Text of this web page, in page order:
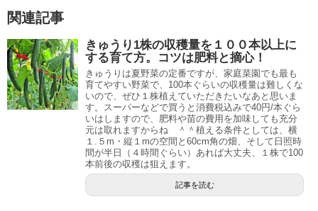
関連記事
きゅうり1株の収穫量を１００本以上に
する育て方。コツは肥料と摘心！
きゅうりは夏野菜の定番ですが、家庭菜園でも最も
育てやすい野菜で、100本ぐらいの収穫量は難しくな
いので、ぜひ１株植えていただきたいなあと思いま
す。スーパーなどで買うと消費税込みで40円/本ぐら
いはしますので、肥料や苗の費用を加味しても充分
元は取れますからね ＾＾植える条件としては、横
１.５m・縦１mの空間と60cm角の畑、そして日照時
間が半日（４時間ぐらい）あれば大丈夫、１株で100
本前後の収穫は狙えます。
記事を読む